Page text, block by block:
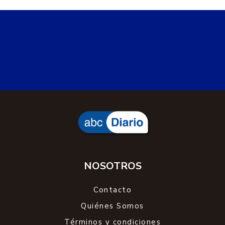
NOSOTROS
Contacto
Quiénes Somos
Términos y condiciones